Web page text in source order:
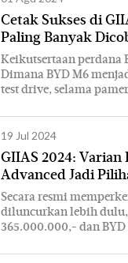
Cetak Sukses di
Paling Banyak
Keikutsertaan perdana
Dimana BYD M6
test drive, selama
19 Jul 2024
GIIAS 2024:
Advanced Jadi
Secara resmi
diluncurkan lebih dulu,
365.000.000,- dan